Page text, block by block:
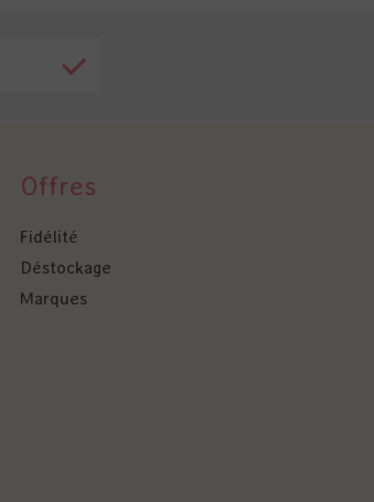
Offres
Fidélité
Déstockage
Marques